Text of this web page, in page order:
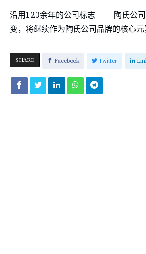
沿用120余年的公司标志——陶氏公司
变，将继续作为陶氏公司品牌的核心元
SHARE Facebook Twitter